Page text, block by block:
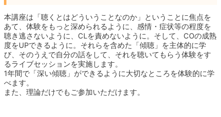
本講座は「聴くとはどういうことなのか」ということに焦点を
あて、体験をもっと深められるように、感情・症状等の程度を
聴き逃さないように、CLを責めないように。そして、COの成熟
度をUPできるように。それらを含めた「傾聴」を主体的に学
び、そのうえで自分の話をして、それを聴いてもらう体験をす
るライブセッションを実施します。
1年間で「深い傾聴」ができるように大切なところを体験的に学
べます。
また、理論だけでもご参加いただけます。